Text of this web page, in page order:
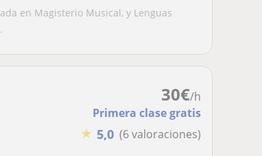
en Magisterio Musical, y Lenguas
30€/h
Primera clase gratis
★ 5,0 (6 valoraciones)